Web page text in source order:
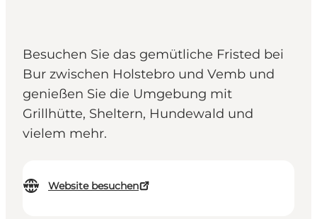
Besuchen Sie das gemütliche Fristed bei
Bur zwischen Holstebro und Vemb und
genießen Sie die Umgebung mit
Grillhütte, Sheltern, Hundewald und
vielem mehr.
Website besuchen